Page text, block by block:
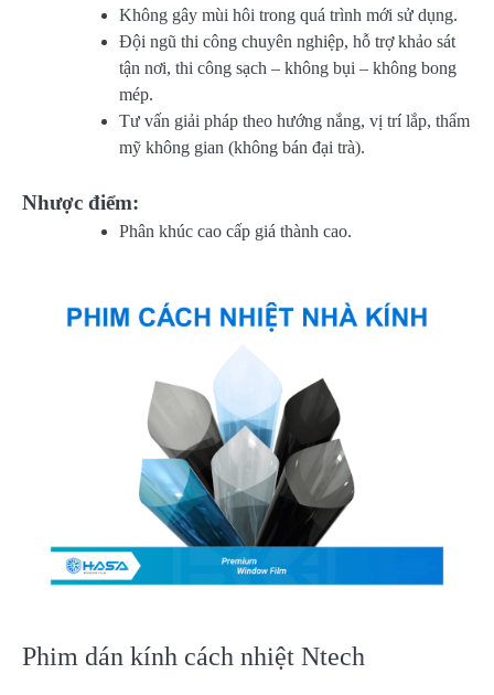
Không gây mùi hôi trong quá trình mới sử dụng.
Đội ngũ thi công chuyên nghiệp, hỗ trợ khảo sát
tận nơi, thi công sạch – không bụi – không bong
mép.
Tư vấn giải pháp theo hướng nắng, vị trí lắp, thẩm
mỹ không gian (không bán đại trà).
Nhược điểm:
Phân khúc cao cấp giá thành cao.
Phim dán kính cách nhiệt Ntech